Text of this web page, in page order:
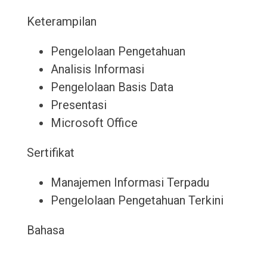
Keterampilan
Pengelolaan Pengetahuan
Analisis Informasi
Pengelolaan Basis Data
Presentasi
Microsoft Office
Sertifikat
Manajemen Informasi Terpadu
Pengelolaan Pengetahuan Terkini
Bahasa